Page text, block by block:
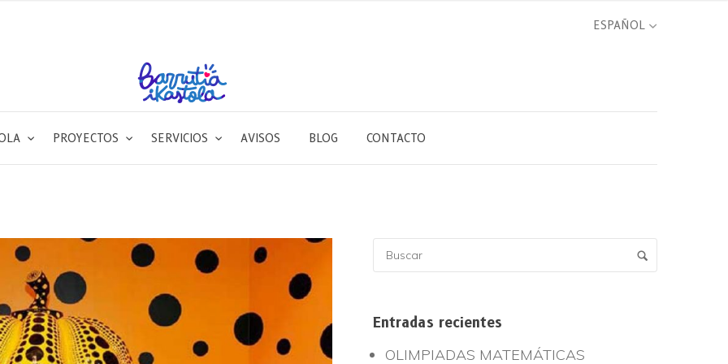
PROYECTOS SERVICIOS AVISOS BLOG CONTACTO
Entradas recientes
OLIMPIADAS MATEMÁTICAS